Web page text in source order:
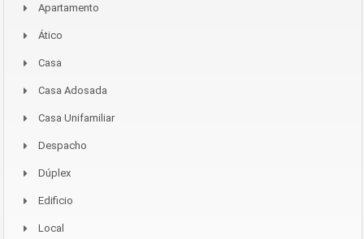
Apartamento
Ático
Casa
Casa Adosada
Casa Unifamiliar
Despacho
Dúplex
Edificio
Local